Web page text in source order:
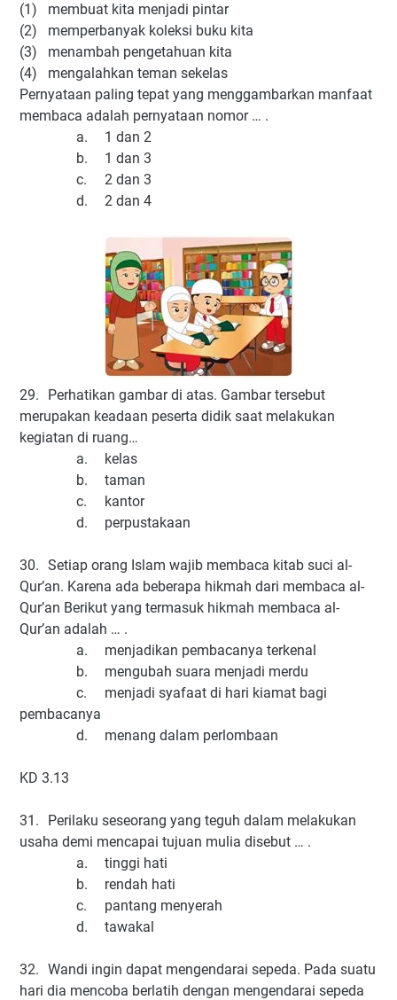
(1)
membuat kita menjadi pintar
(2)
memperbanyak koleksi buku kita
(3)
menambah pengetahuan kita
(4)
mengalahkan teman sekelas
Pernyataan paling tepat yang menggambarkan manfaat
membaca adalah pernyataan nomor … .
a.
1 dan 2
b.
1 dan 3
c.
2 dan 3
d.
2 dan 4
29.
Perhatikan gambar di atas. Gambar tersebut
merupakan keadaan peserta didik saat melakukan
kegiatan di ruang…
a.
kelas
b.
taman
c.
kantor
d.
perpustakaan
30. Setiap orang Islam wajib membaca kitab suci al-
Qur’an. Karena ada beberapa hikmah dari membaca al-
Qur’an Berikut yang termasuk hikmah membaca al-
Qur’an adalah … .
a.
menjadikan pembacanya terkenal
b.
mengubah suara menjadi merdu
c.
menjadi syafaat di hari kiamat bagi
pembacanya
d.
menang dalam perlombaan
KD 3.13
31.
Perilaku seseorang yang teguh dalam melakukan
usaha demi mencapai tujuan mulia disebut … .
a.
tinggi hati
b.
rendah hati
c.
pantang menyerah
d.
tawakal
32. Wandi ingin dapat mengendarai sepeda. Pada suatu
hari dia mencoba berlatih dengan mengendarai sepeda